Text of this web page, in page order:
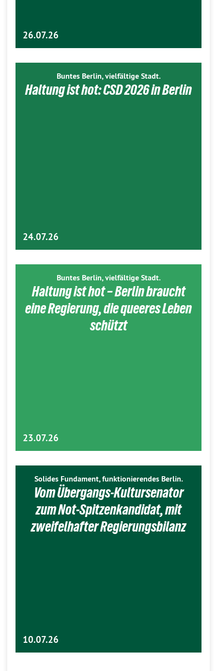
26.07.26
Buntes Berlin, vielfältige Stadt.
Haltung ist hot: CSD 2026 in Berlin
24.07.26
Buntes Berlin, vielfältige Stadt.
Haltung ist hot – Berlin braucht
eine Regierung, die queeres Leben
schützt
23.07.26
Solides Fundament, funktionierendes Berlin.
Vom Übergangs-Kultursenator
zum Not-Spitzenkandidat, mit
zweifelhafter Regierungsbilanz
10.07.26